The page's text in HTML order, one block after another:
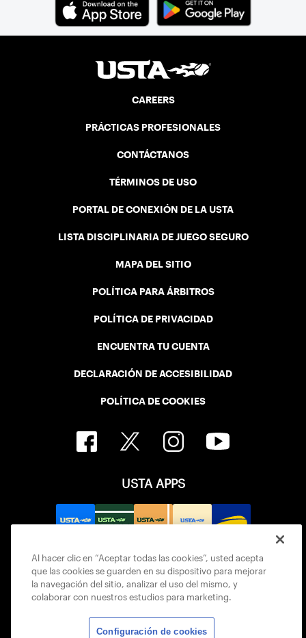
CAREERS
PRÁCTICAS PROFESIONALES
CONTÁCTANOS
TÉRMINOS DE USO
PORTAL DE CONEXIÓN DE LA USTA
LISTA DISCIPLINARIA DE JUEGO SEGURO
MAPA DEL SITIO
POLÍTICA PARA ÁRBITROS
POLÍTICA DE PRIVACIDAD
ENCUENTRA TU CUENTA
DECLARACIÓN DE ACCESIBILIDAD
POLÍTICA DE COOKIES
USTA APPS
Al hacer clic en “Aceptar todas las cookies”, usted acepta
que las cookies se guarden en su dispositivo para mejorar
la navegación del sitio, analizar el uso del mismo, y
colaborar con nuestros estudios para marketing.
Configuración de cookies